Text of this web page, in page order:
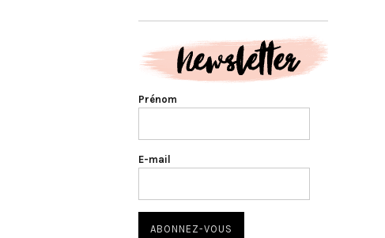
Prénom
E-mail